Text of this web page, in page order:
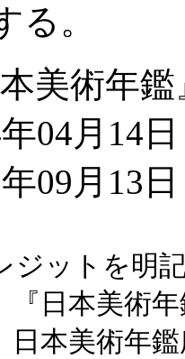
る。
美術年鑑
04月14日
09月13
ジットを明
日本美術
本美術年鑑